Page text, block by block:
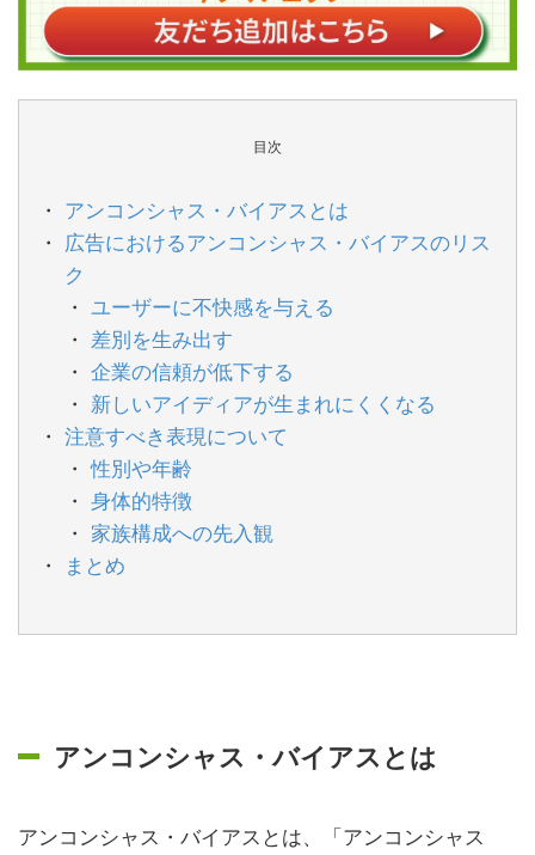
目次
アンコンシャス・バイアスとは
広告におけるアンコンシャス・バイアスのリス
ク
ユーザーに不快感を与える
差別を生み出す
企業の信頼が低下する
新しいアイディアが生まれにくくなる
注意すべき表現について
性別や年齢
身体的特徴
家族構成への先入観
まとめ
アンコンシャス・バイアスとは
アンコンシャス・バイアスとは、「アンコンシャス